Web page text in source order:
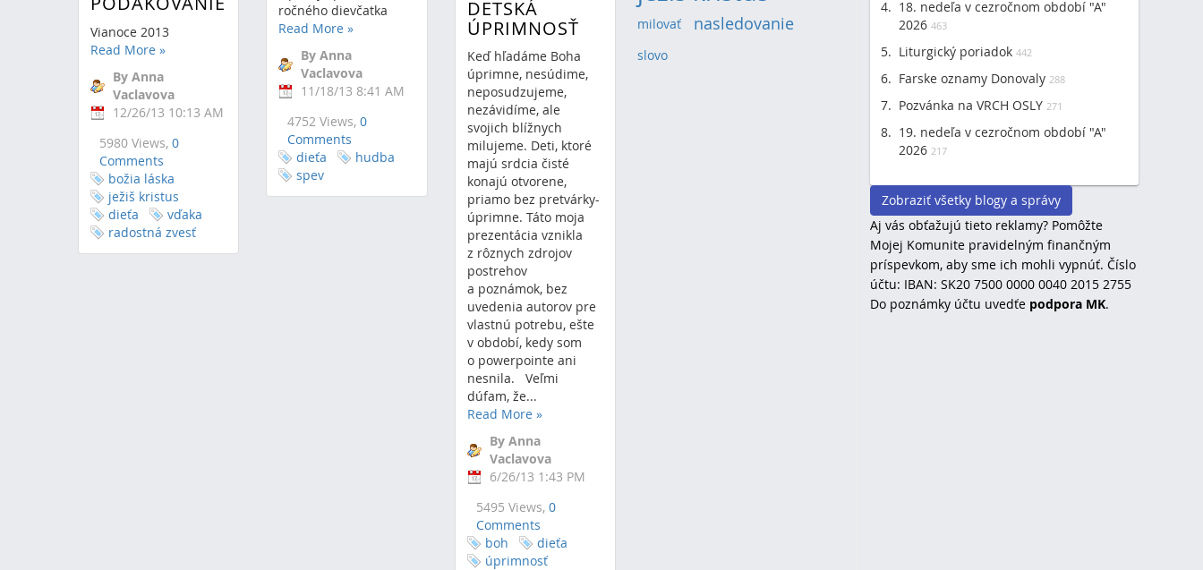
Vianoce 2013
Read More »
By Anna
Vaclavova
12/26/13 10:13 AM
5980 Views, 0
Comments
božia láska
ježiš kristus
dieťa
vďaka
radostná zvesť
ročného dievčatka
Read More»
By Anna
Vaclavova
11/18/13 8:41 AM
4752 Views,0
Comments
dieťa
hudba
spev
DETSKÁ
ÚPRIMNOSŤ
Keď hľadáme Boha
úprimne, nesúdime,
neposudzujeme,
nezávidíme, ale
svojich blížnych
milujeme. Deti, ktoré
majú srdcia čisté
konajú otvorene,
priamo bez pretvárky-
úprimne. Táto moja
prezentácia vznikla
z rôznych zdrojov
postrehov
a poznámok, bez
uvedenia autorov pre
vlastnú potrebu, ešte
v období, kedy som
o powerpointe ani
nesnila. Veľmi
dúfam, že...
Read More »
By Anna
Vaclavova
6/26/13 1:43 PM
5495 Views, 0
Comments
boh
dieťa
úprimnosť
milovať (4)nasledovanie
slovo
18. nedeľa v cezročnom období "A"
2026 463
Liturgický poriadok 442
Farske oznamy Donovaly 288
Pozvánka na VRCH OSLY 271
19. nedeľa v cezročnom období "A"
2026 217
Zobraziť všetky blogy a správy
Aj vás obťažujú tieto reklamy? Pomôžte
Mojej Komunite pravidelným finančným
príspevkom, aby sme ich mohli vypnúť. Číslo
účtu: IBAN: SK20 7500 0000 0040 2015 2755
Do poznámky účtu uvedťe podpora MK.